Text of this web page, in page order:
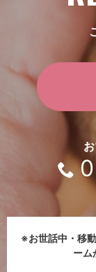
※お世話中・移
ーム